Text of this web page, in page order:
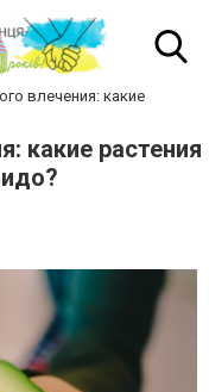
влечения: какие
какие растения